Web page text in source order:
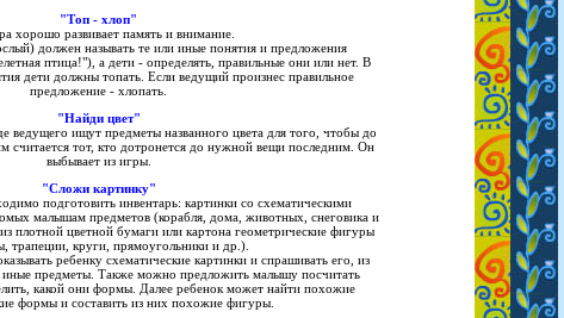
"Топ - хлоп"
хорошо развивает память и внимание.
должен называть те или иные понятия и предложения
птица!"), а дети - определять, правильные они или нет. В
дети должны топать. Если ведущий произнес правильное
предложение - хлопать.
"Найди цвет"
ведущего ищут предметы названного цвета для того, чтобы до
считается тот, кто дотронется до нужной вещи последним. Он
выбывает из игры.
"Сложи картинку"
подготовить инвентарь: картинки со схематическими
малышам предметов (корабля, дома, животных, снеговика и
плотной цветной бумаги или картона геометрические фигуры
трапеции, круги, прямоугольники и др.).
ребенку схематические картинки и спрашивать его, из
иные предметы. Также можно предложить малышу посчитать
какой они формы. Далее ребенок может найти похожие
формы и составить из них похожие фигуры.